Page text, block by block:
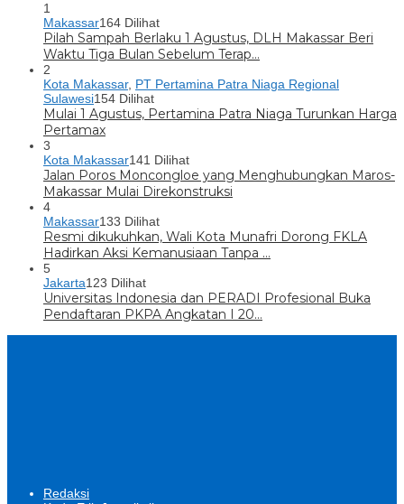
1
Makassar164 Dilihat
Pilah Sampah Berlaku 1 Agustus, DLH Makassar Beri
Waktu Tiga Bulan Sebelum Terap…
2
Kota Makassar, PT Pertamina Patra Niaga Regional
Sulawesi154 Dilihat
Mulai 1 Agustus, Pertamina Patra Niaga Turunkan Harga
Pertamax
3
Kota Makassar141 Dilihat
Jalan Poros Moncongloe yang Menghubungkan Maros-
Makassar Mulai Direkonstruksi
4
Makassar133 Dilihat
Resmi dikukuhkan, Wali Kota Munafri Dorong FKLA
Hadirkan Aksi Kemanusiaan Tanpa …
5
Jakarta123 Dilihat
Universitas Indonesia dan PERADI Profesional Buka
Pendaftaran PKPA Angkatan I 20…
Redaksi